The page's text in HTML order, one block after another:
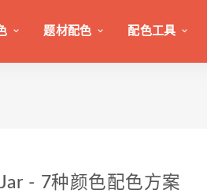
题材配色 配色工具
- 7种颜色配色方案